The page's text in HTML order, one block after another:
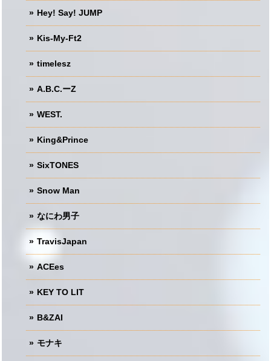
Hey! Say! JUMP
Kis-My-Ft2
timelesz
A.B.C.ーZ
WEST.
King&Prince
SixTONES
Snow Man
なにわ男子
TravisJapan
ACEes
KEY TO LIT
B&ZAI
モナキ